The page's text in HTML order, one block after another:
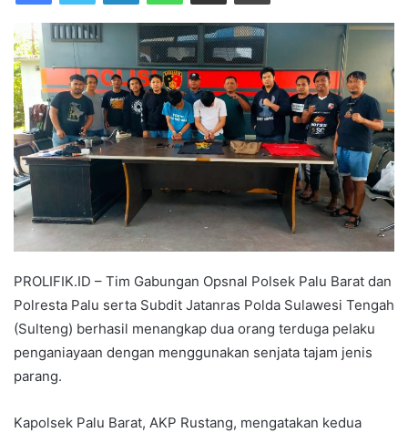
PROLIFIK.ID – Tim Gabungan Opsnal Polsek Palu Barat dan
Polresta Palu serta Subdit Jatanras Polda Sulawesi Tengah
(Sulteng) berhasil menangkap dua orang terduga pelaku
penganiayaan dengan menggunakan senjata tajam jenis
parang.
Kapolsek Palu Barat, AKP Rustang, mengatakan kedua